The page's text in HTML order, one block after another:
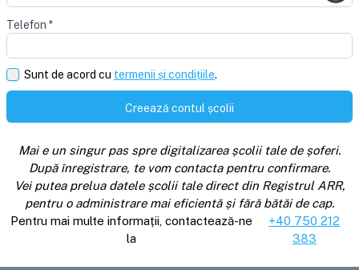
Telefon *
Sunt de acord cu termenii și condițiile.
Creează contul școlii
Mai e un singur pas spre digitalizarea școlii tale de șoferi.
După înregistrare, te vom contacta pentru confirmare.
Vei putea prelua datele școlii tale direct din Registrul ARR,
pentru o administrare mai eficientă și fără bătăi de cap.
Pentru mai multe informații, contactează-ne
la
+40 750 212
383